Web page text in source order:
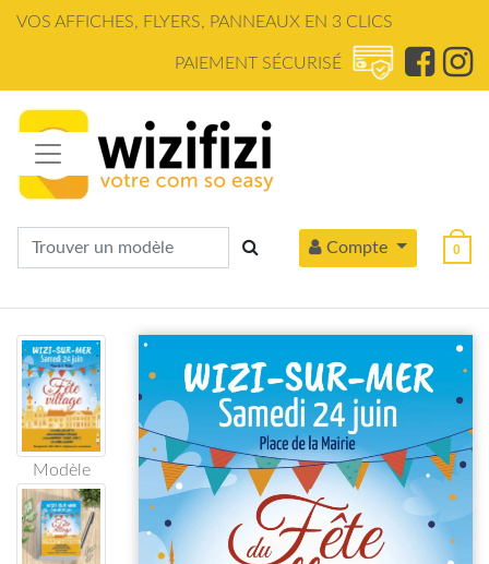
VOS AFFICHES, FLYERS, PANNEAUX EN 3 CLICS
PAIEMENT SÉCURISÉ
Compte 0
Modèle
Panneau de gestion des cookies